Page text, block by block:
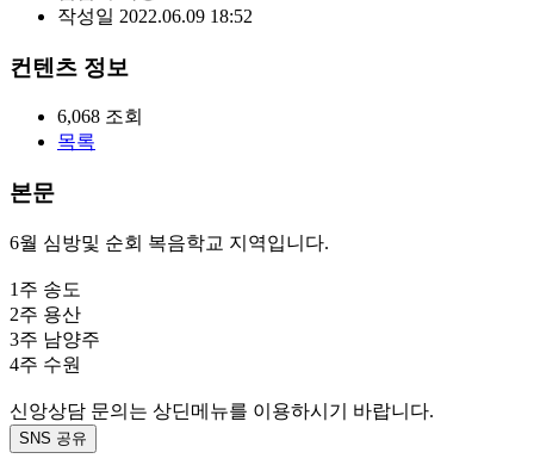
작성일 2022.06.09 18:52
컨텐츠 정보
6,068 조회
목록
본문
6월 심방및 순회 복음학교 지역입니다.
1주 송도
2주 용산
3주 남양주
4주 수원
신앙상담 문의는 상딘메뉴를 이용하시기 바랍니다.
SNS 공유